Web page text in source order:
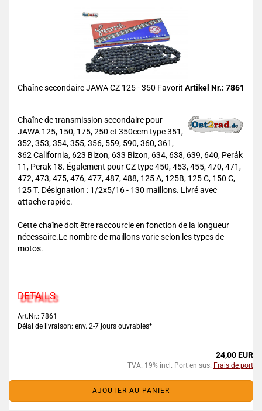
Chaîne secondaire JAWA CZ 125 - 350 Favorit Artikel Nr.: 7861
Chaîne de transmission secondaire pour
JAWA 125, 150, 175, 250 et 350ccm type 351,
352, 353, 354, 355, 356, 559, 590, 360, 361,
362 California, 623 Bizon, 633 Bizon, 634, 638, 639, 640, Perák
11, Perak 18. Également pour CZ type 450, 453, 455, 470, 471,
472, 473, 475, 476, 477, 487, 488, 125 A, 125B, 125 C, 150 C,
125 T. Désignation : 1/2x5/16 - 130 maillons. Livré avec
attache rapide.
Cette chaîne doit être raccourcie en fonction de la longueur
nécessaire.Le nombre de maillons varie selon les types de
motos.
DETAILS
Art.Nr.: 7861
Délai de livraison: env. 2-7 jours ouvrables*
24,00 EUR
TVA. 19% incl. Port en sus. Frais de port
AJOUTER AU PANIER